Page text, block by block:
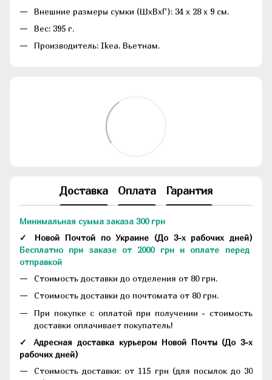
Внешние размеры сумки (ШхВхГ): 34 х 28 х 9 см.
Вес: 395 г.
Производитель: Ikea, Вьетнам.
Доставка Оплата Гарантия
Минимальная сумма заказа 300 грн
✓ Новой Почтой по Украине (До 3-х рабочих дней)
Бесплатно при заказе от 2000 грн и оплате перед
отправкой
Стоимость доставки до отделения от 80 грн.
Стоимость доставки до почтомата от 80 грн.
При покупке с оплатой при получении - стоимость
доставки оплачивает покупатель!
✓ Адресная доставка курьером Новой Почты (До 3-х
рабочих дней)
Стоимость доставки: от 115 грн (для посылок до 30